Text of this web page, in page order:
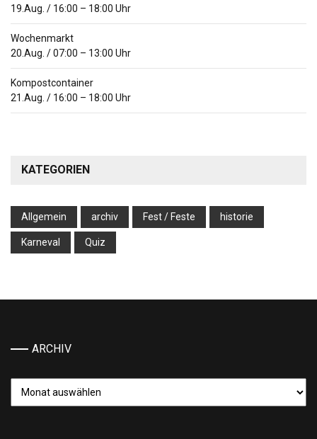
19.Aug. / 16:00 – 18:00 Uhr
Wochenmarkt
20.Aug. /07:00 – 13:00 Uhr
Kompostcontainer
21.Aug. / 16:00 – 18:00 Uhr
KATEGORIEN
Allgemein archiv Fest / Feste historie
Karneval Quiz
ARCHIV